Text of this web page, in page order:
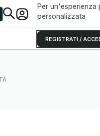
Per un'esperienza
personalizzata
REGISTRATI /